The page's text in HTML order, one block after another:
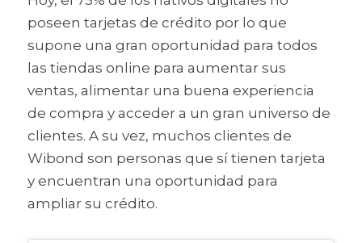
poseen tarjetas de crédito por lo que
supone una gran oportunidad para todos
las tiendas online para aumentar sus
ventas, alimentar una buena experiencia
de compra y acceder a un gran universo de
clientes. A su vez, muchos clientes de
Wibond son personas que sí tienen tarjeta
y encuentran una oportunidad para
ampliar su crédito.